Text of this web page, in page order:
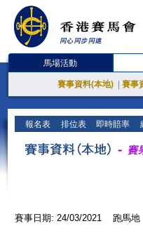
馬場活動
賽事資料(本地) 賽事
報名表 排位表 即時賠率
賽事日期: 24/03/2021 跑馬地